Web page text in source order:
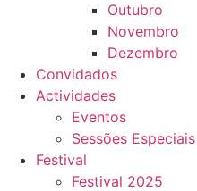
Outubro
Novembro
Dezembro
Convidados
Actividades
Eventos
Sessões Especiais
Festival
Festival 2025